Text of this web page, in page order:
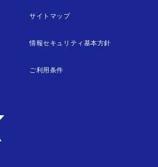
サイトマップ
情報セキュリティ基本方針
ご利用条件